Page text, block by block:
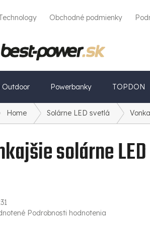
Obchodné podmienky
Outdoor Powerbanky TOPDON
Home Solárne LED svetlá
solárne
Podrobnosti hodnotenia